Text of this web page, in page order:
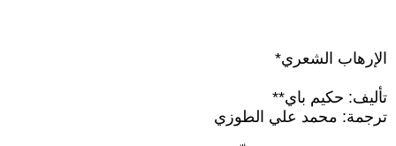
الإرهاب الشعري*
تأليف: حكيم باي**
ترجمة: محمد علي الطوزي